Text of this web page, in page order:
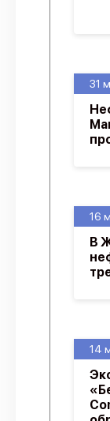
14
16
В
31